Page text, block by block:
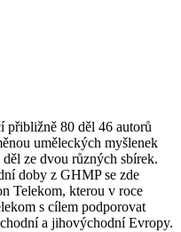
přibližně 80 děl 46 autorů
uměleckých myšlenek
ze dvou různých sbírek.
doby z GHMP se zde
Telekom, kterou v roce
s cílem podporovat
a jihovýchodní Evropy.